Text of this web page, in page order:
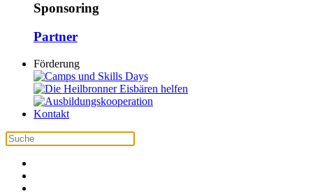
Sponsoring
Partner
Förderung
Kontakt